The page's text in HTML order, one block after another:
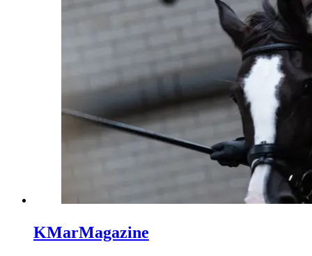
KMarMagazine